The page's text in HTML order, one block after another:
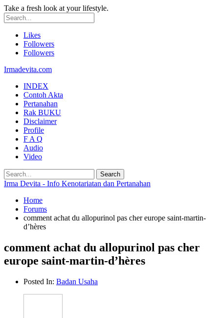
Take a fresh look at your lifestyle.
Likes
Followers
Followers
Irmadevita.com
INDEX
Contoh Akta
Pertanahan
Rak BUKU
Disclaimer
Profile
F A Q
Audio
Video
Irma Devita - Info Kenotariatan dan Pertanahan
Home
Forums
comment achat du allopurinol pas cher europe saint-martin-
d’hères
comment achat du allopurinol pas cher
europe saint-martin-d’hères
Posted In: Badan Usaha